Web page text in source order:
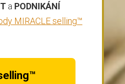
a PODNIKÁNÍ
MIRACLE selling™